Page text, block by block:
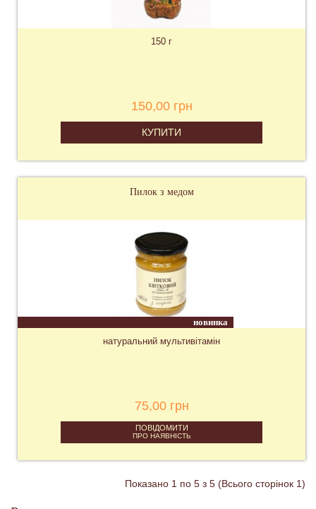
150 г
150,00 грн
КУПИТИ
Пилок з медом
новинка
натуральний мультивітамін
75,00 грн
ПОВІДОМИТИ
ПРО НАЯВНІСТЬ
Показано 1 по 5 з 5 (Всього сторінок 1)